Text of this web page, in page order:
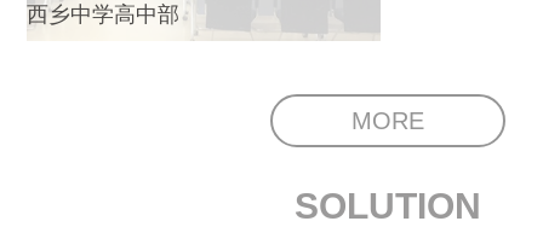
西乡中学高中部
MORE
SOLUTION